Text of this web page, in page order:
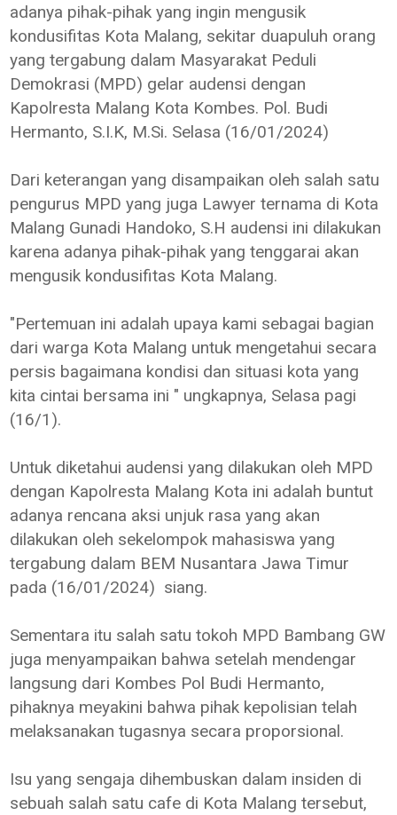
adanya pihak-pihak yang ingin mengusik
kondusifitas Kota Malang, sekitar duapuluh orang
yang tergabung dalam Masyarakat Peduli
Demokrasi (MPD) gelar audensi dengan
Kapolresta Malang Kota Kombes. Pol. Budi
Hermanto, S.I.K, M.Si. Selasa (16/01/2024)
Dari keterangan yang disampaikan oleh salah satu
pengurus MPD yang juga Lawyer ternama di Kota
Malang Gunadi Handoko, S.H audensi ini dilakukan
karena adanya pihak-pihak yang tenggarai akan
mengusik kondusifitas Kota Malang.
"Pertemuan ini adalah upaya kami sebagai bagian
dari warga Kota Malang untuk mengetahui secara
persis bagaimana kondisi dan situasi kota yang
kita cintai bersama ini " ungkapnya, Selasa pagi
(16/1).
Untuk diketahui audensi yang dilakukan oleh MPD
dengan Kapolresta Malang Kota ini adalah buntut
adanya rencana aksi unjuk rasa yang akan
dilakukan oleh sekelompok mahasiswa yang
tergabung dalam BEM Nusantara Jawa Timur
pada (16/01/2024) siang.
Sementara itu salah satu tokoh MPD Bambang GW
juga menyampaikan bahwa setelah mendengar
langsung dari Kombes Pol Budi Hermanto,
pihaknya meyakini bahwa pihak kepolisian telah
melaksanakan tugasnya secara proporsional.
Isu yang sengaja dihembuskan dalam insiden di
sebuah salah satu cafe di Kota Malang tersebut,